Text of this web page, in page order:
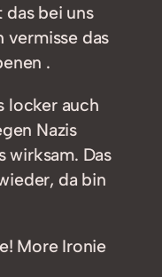
bei uns
vermisse das
.
locker auch
Nazis
wirksam. Das
da bin
More Ironie